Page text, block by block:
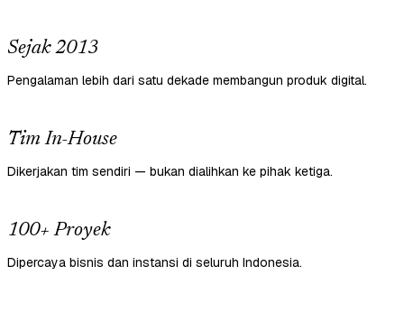
Sejak 2013
Pengalaman lebih dari satu dekade membangun produk digital.
Tim In-House
Dikerjakan tim sendiri — bukan dialihkan ke pihak ketiga.
100+ Proyek
Dipercaya bisnis dan instansi di seluruh Indonesia.